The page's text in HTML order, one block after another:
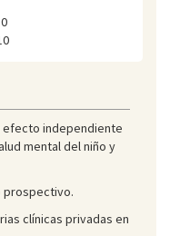
efecto independiente
mental del niño y
prospectivo.
clínicas privadas en